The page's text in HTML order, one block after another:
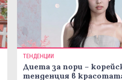
ТЕНДЕНЦИИ
Диета за пори –
тенденция в